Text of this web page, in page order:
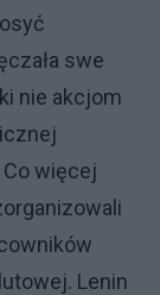
swe
nie akcjom
więcej
Lenin